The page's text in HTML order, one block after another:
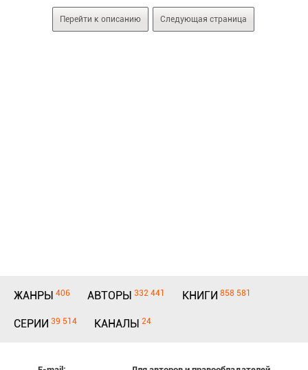
Перейти к описанию Следующая страница
ЖАНРЫ 406 АВТОРЫ 332 441 КНИГИ 858 581
СЕРИИ 39 514 КАНАЛЫ 24